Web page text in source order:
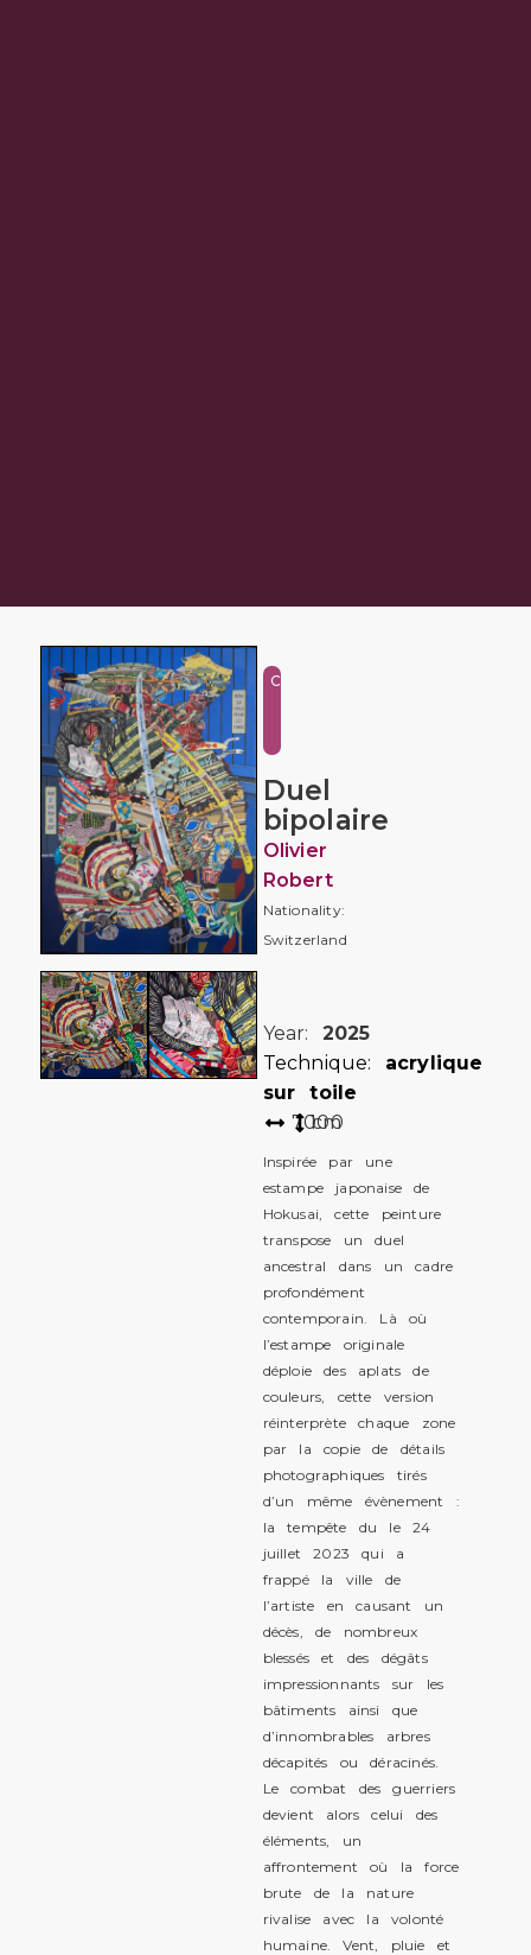
Conceptual
Duel
bipolaire
Olivier
Robert
Nationality:
Switzerland
Year: 2025
Technique: acrylique
sur toile
70100
cm
Inspirée par une
estampe japonaise de
Hokusai, cette peinture
transpose un duel
ancestral dans un cadre
profondément
contemporain. Là où
l’estampe originale
déploie des aplats de
couleurs, cette version
réinterprète chaque zone
par la copie de détails
photographiques tirés
d’un même évènement :
la tempête du le 24
juillet 2023 qui a
frappé la ville de
l’artiste en causant un
décès, de nombreux
blessés et des dégâts
impressionnants sur les
bâtiments ainsi que
d’innombrables arbres
décapités ou déracinés.
Le combat des guerriers
devient alors celui des
éléments, un
affrontement où la force
brute de la nature
rivalise avec la volonté
humaine. Vent, pluie et